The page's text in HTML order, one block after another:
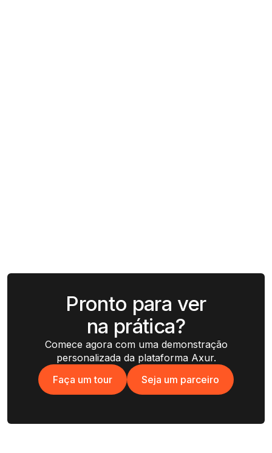
Pronto para ver
na prática?
Comece agora com uma demonstração
personalizada da plataforma Axur.
Faça um tour
Faça um tour
Seja um parceiro
Seja um parceiro